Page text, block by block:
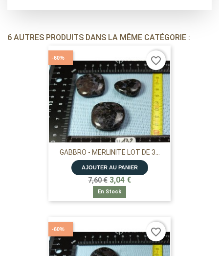
6 AUTRES PRODUITS DANS LA MÊME CATÉGORIE :
GABBRO - MERLINITE LOT DE 3...
AJOUTER AU PANIER
7,60 € 3,04 €
En Stock
-60% favorite_border
-60% favorite_border